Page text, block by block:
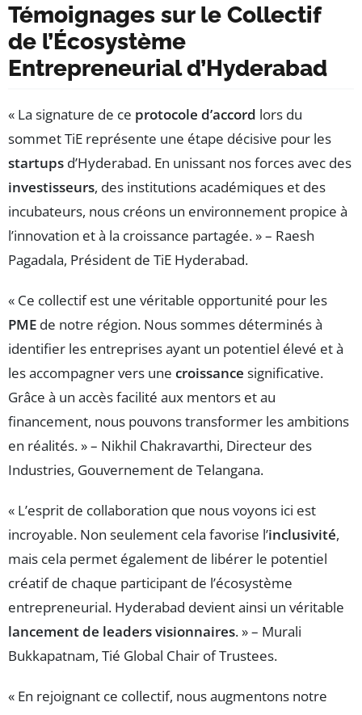
Témoignages sur le Collectif
de l’Écosystème
Entrepreneurial d’Hyderabad
« La signature de ce protocole d’accord lors du
sommet TiE représente une étape décisive pour les
startups d’Hyderabad. En unissant nos forces avec des
investisseurs, des institutions académiques et des
incubateurs, nous créons un environnement propice à
l’innovation et à la croissance partagée. » – Raesh
Pagadala, Président de TiE Hyderabad.
« Ce collectif est une véritable opportunité pour les
PME de notre région. Nous sommes déterminés à
identifier les entreprises ayant un potentiel élevé et à
les accompagner vers une croissance significative.
Grâce à un accès facilité aux mentors et au
financement, nous pouvons transformer les ambitions
en réalités. » – Nikhil Chakravarthi, Directeur des
Industries, Gouvernement de Telangana.
« L’esprit de collaboration que nous voyons ici est
incroyable. Non seulement cela favorise l’inclusivité,
mais cela permet également de libérer le potentiel
créatif de chaque participant de l’écosystème
entrepreneurial. Hyderabad devient ainsi un véritable
lancement de leaders visionnaires. » – Murali
Bukkapatnam, Tié Global Chair of Trustees.
« En rejoignant ce collectif, nous augmentons notre